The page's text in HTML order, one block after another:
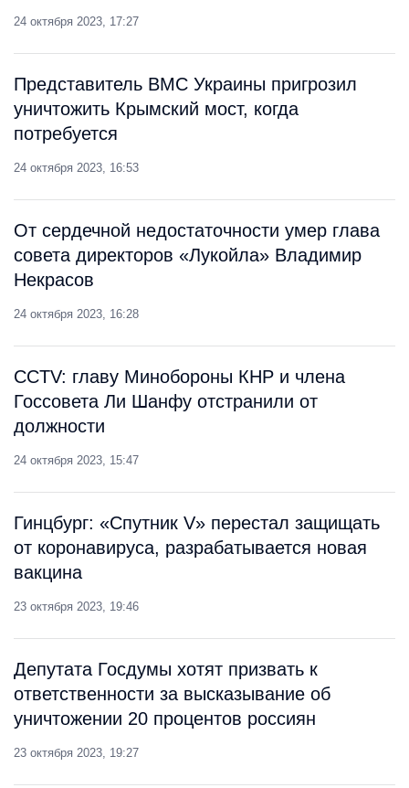
24 октября 2023, 17:27
Представитель ВМС Украины пригрозил
уничтожить Крымский мост, когда
потребуется
24 октября 2023, 16:53
От сердечной недостаточности умер глава
совета директоров «Лукойла» Владимир
Некрасов
24 октября 2023, 16:28
CCTV: главу Минобороны КНР и члена
Госсовета Ли Шанфу отстранили от
должности
24 октября 2023, 15:47
Гинцбург: «Спутник V» перестал защищать
от коронавируса, разрабатывается новая
вакцина
23 октября 2023, 19:46
Депутата Госдумы хотят призвать к
ответственности за высказывание об
уничтожении 20 процентов россиян
23 октября 2023, 19:27